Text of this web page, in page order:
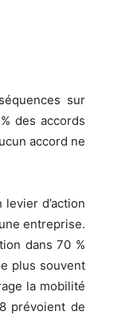
sur
des accords
accord ne
d’action
entreprise.
dans 70 %
plus souvent
la mobilité
prévoient de